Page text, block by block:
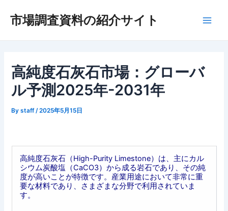
市場調査資料の紹介サイト
高純度石灰石市場：グローバ
ル予測2025年-2031年
Bystaff /2025年5月15日
高純度石灰石（High-Purity Limestone）は、主にカル
シウム炭酸塩（CaCO3）から成る岩石であり、その純
度が高いことが特徴です。産業用途において非常に重
要な材料であり、さまざまな分野で利用されていま
す。